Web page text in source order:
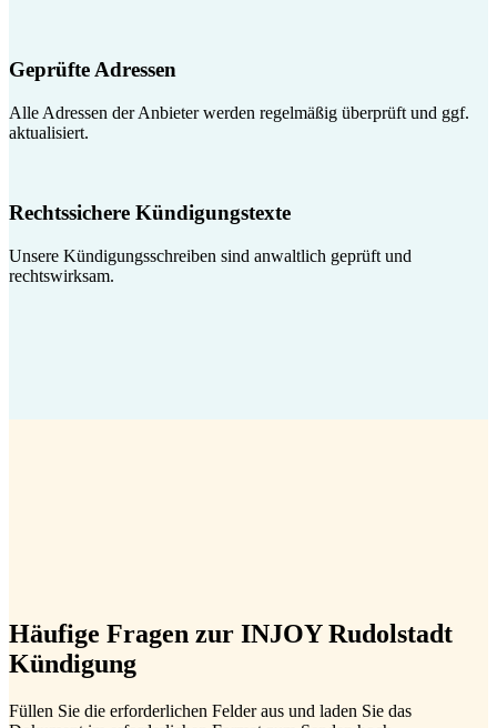
Geprüfte Adressen
Alle Adressen der Anbieter werden regelmäßig überprüft und ggf.
aktualisiert.
Rechtssichere Kündigungstexte
Unsere Kündigungsschreiben sind anwaltlich geprüft und
rechtswirksam.
Häufige Fragen zur INJOY Rudolstadt
Kündigung
Füllen Sie die erforderlichen Felder aus und laden Sie das